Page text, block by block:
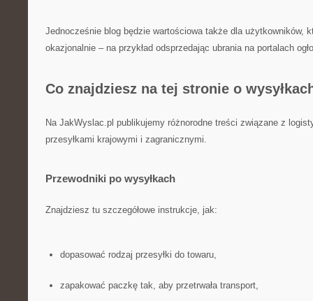
Jednocześnie blog będzie wartościowa także dla użytkowników,
okazjonalnie – na przykład odsprzedając ubrania na portalach
Co znajdziesz na tej stronie o
Na JakWyslac.pl publikujemy różnorodne treści związane z
przesyłkami krajowymi i zagranicznymi.
Przewodniki po wysyłkach
Znajdziesz tu szczegółowe instrukcje, jak:
dopasować rodzaj przesyłki do towaru,
zapakować paczkę tak, aby przetrwała transport,